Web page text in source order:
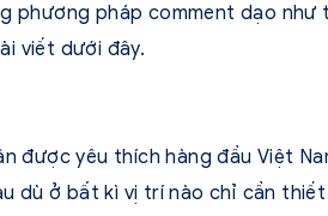
phương pháp comment dạo như
viết dưới đây.
được yêu thích hàng đầu Việt
dù ở bất kì vị trí nào chỉ cần